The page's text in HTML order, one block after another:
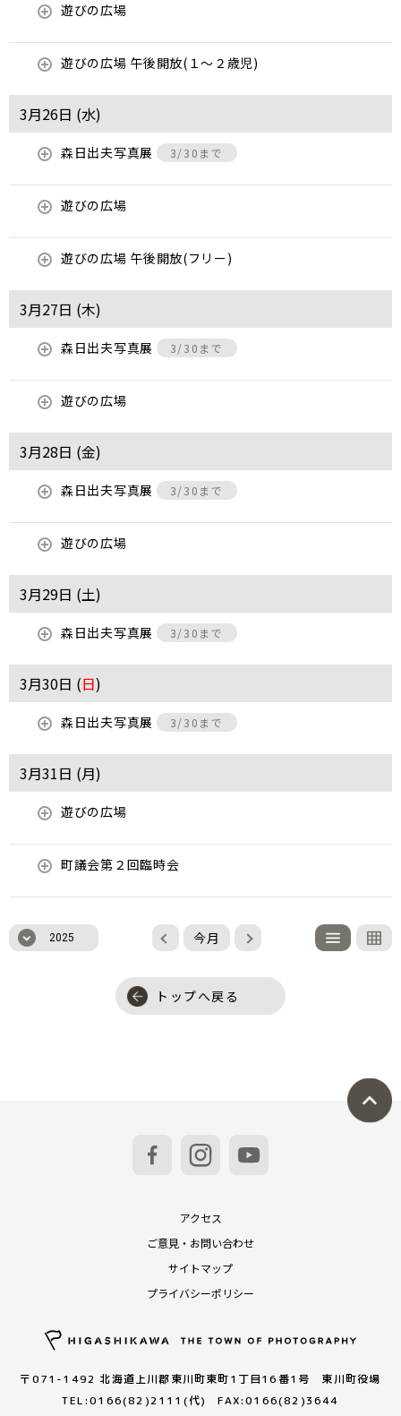
遊びの広場
遊びの広場 午後開放(１～２歳児)
3月26日 (水)
森日出夫写真展 3/30まで
遊びの広場
遊びの広場 午後開放(フリー)
3月27日 (木)
森日出夫写真展 3/30まで
遊びの広場
3月28日 (金)
森日出夫写真展 3/30まで
遊びの広場
3月29日 (土)
森日出夫写真展 3/30まで
3月30日 (日)
森日出夫写真展 3/30まで
3月31日 (月)
遊びの広場
町議会第２回臨時会
2025 今月
トップへ戻る
アクセス
ご意見・お問い合わせ
サイトマップ
プライバシーポリシー
〒071-1492 北海道上川郡東川町東町1丁目16番1号 東川町役場
TEL:0166(82)2111(代) FAX:0166(82)3644